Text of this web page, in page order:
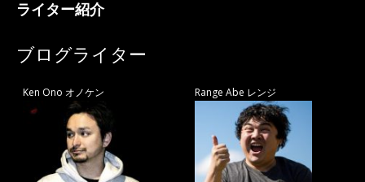
ライター紹介
ブログライター
Ken Ono オノケン Range Abe レンジ